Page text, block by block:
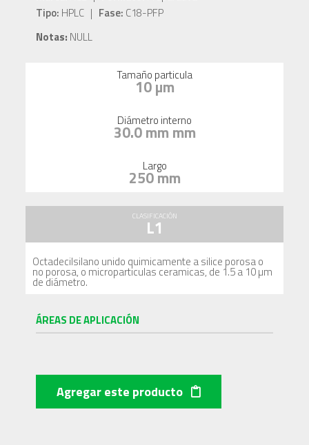
Tipo: HPLC | Fase: C18-PFP
Notas: NULL
Tamaño particula
10 µm
Diámetro interno
30.0 mm mm
Largo
250 mm
CLASIFICACIÓN
L1
Octadecilsilano unido quimicamente a silice porosa o
no porosa, o microparticulas ceramicas, de 1.5 a 10 µm
de diámetro.
ÁREAS DE APLICACIÓN
Agregar este producto